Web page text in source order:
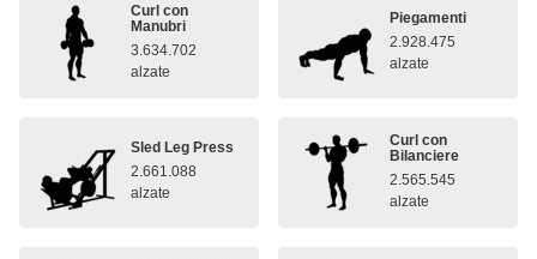
Curl con
Manubri
3.634.702
alzate
Piegamenti
2.928.475
alzate
Sled Leg Press
2.661.088
alzate
Curl con
Bilanciere
2.565.545
alzate